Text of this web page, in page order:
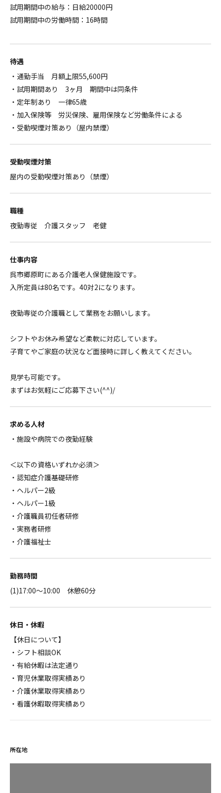
試用期間中の給与：日給20000円
試用期間中の労働時間：16時間
待遇
・通勤手当 月額上限55,600円
・試用期間あり 3ヶ月 期間中は同条件
・定年制あり 一律65歳
・加入保険等 労災保険、雇用保険など労働条件による
・受動喫煙対策あり（屋内禁煙）
受動喫煙対策
屋内の受動喫煙対策あり（禁煙）
職種
夜勤専従 介護スタッフ 老健
仕事内容
呉市郷原町にある介護老人保健施設です。
入所定員は80名です。40対2になります。
夜勤専従の介護職として業務をお願いします。
シフトやお休み希望など柔軟に対応しています。
子育てやご家庭の状況など面接時に詳しく教えてください。
見学も可能です。
まずはお気軽にご応募下さい(^^)/
求める人材
・施設や病院での夜勤経験
＜以下の資格いずれか必須＞
・認知症介護基礎研修
・ヘルパー2級
・ヘルパー1級
・介護職員初任者研修
・実務者研修
・介護福祉士
勤務時間
(1)17:00～10:00 休憩60分
休日・休暇
【休日について】
・シフト相談OK
・有給休暇は法定通り
・育児休業取得実績あり
・介護休業取得実績あり
・看護休暇取得実績あり
所在地